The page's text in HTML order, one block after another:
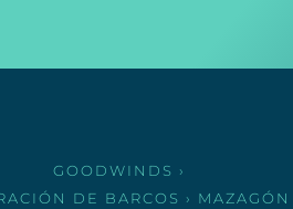
GOODWINDS ›
DE BARCOS › MAZAGÓN